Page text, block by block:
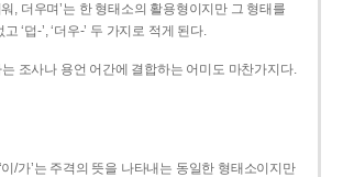
, 더우며’는 한 형태소의 활용형이지만 그 형태를
‘덥-’, ‘더우-’ 두 가지로 적게 된다.
조사나 용언 어간에 결합하는 어미도 마찬가지다.
이/가’는 주격의 뜻을 나타내는 동일한 형태소이지만